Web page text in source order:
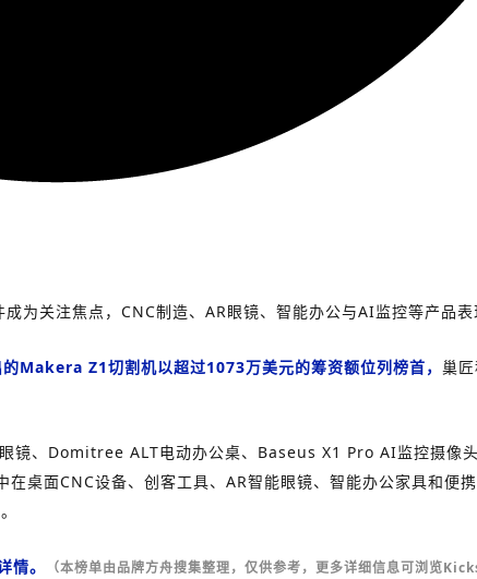
关注焦点，CNC制造、AR眼镜、智能办公与AI监控等产品表
Makera Z1切割机以超过1073万美元的筹资额位列榜首， 巢
镜、Domitree ALT电动办公桌、Baseus X1 Pro AI监控摄像
桌面CNC设备、创客工具、AR智能眼镜、智能办公家具和
。 （本榜单由品牌方舟搜集整理，仅供参考，更多详细信息可浏览